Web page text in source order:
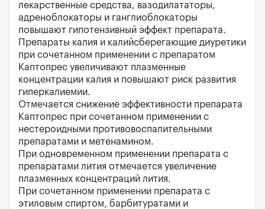
лекарственные средства, вазодилататоры,
адреноблокаторы и ганглиоблокаторы
повышают гипотензивный эффект препарата.
Препараты калия и калийсберегающие диуретики
при сочетанном применении с препаратом
Каптопрес увеличивают плазменные
концентрации калия и повышают риск развития
гиперкалиемии.
Отмечается снижение эффективности препарата
Каптопрес при сочетанном применении с
нестероидными противовоспалительными
препаратами и метенамином.
При одновременном применении препарата с
препаратами лития отмечается увеличение
плазменных концентраций лития.
При сочетанном применении препарата с
этиловым спиртом, барбитуратами и